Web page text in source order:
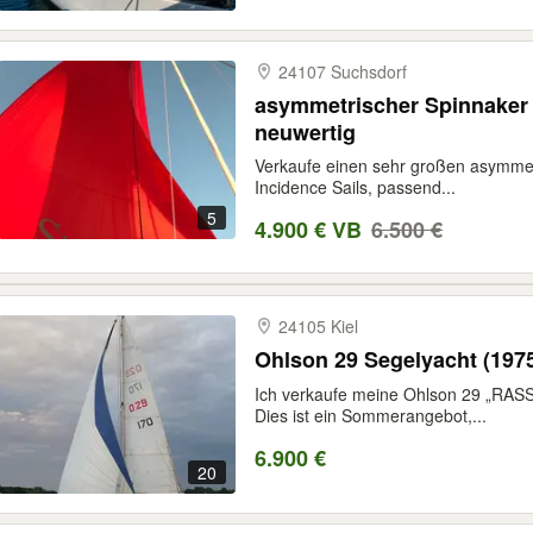
5
24107 Suchsdorf
asymmetrischer
neuwertig
Verkaufe einen sehr großen
Incidence Sails, passend...
4.900 € VB 6.500 €
20
24105 Kiel
Ohlson 29 Segelyacht
Ich verkaufe meine Ohlson 29
Dies ist ein Sommerangebot,...
6.900 €